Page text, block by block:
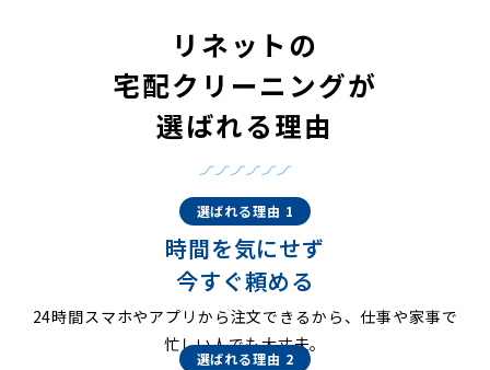
リネットの
宅配クリーニングが
選ばれる理由
選ばれる理由 1
時間を気にせず
今すぐ頼める
24時間スマホやアプリから注文できるから、仕事や家事で
忙しい人でも大丈夫。
選ばれる理由 2